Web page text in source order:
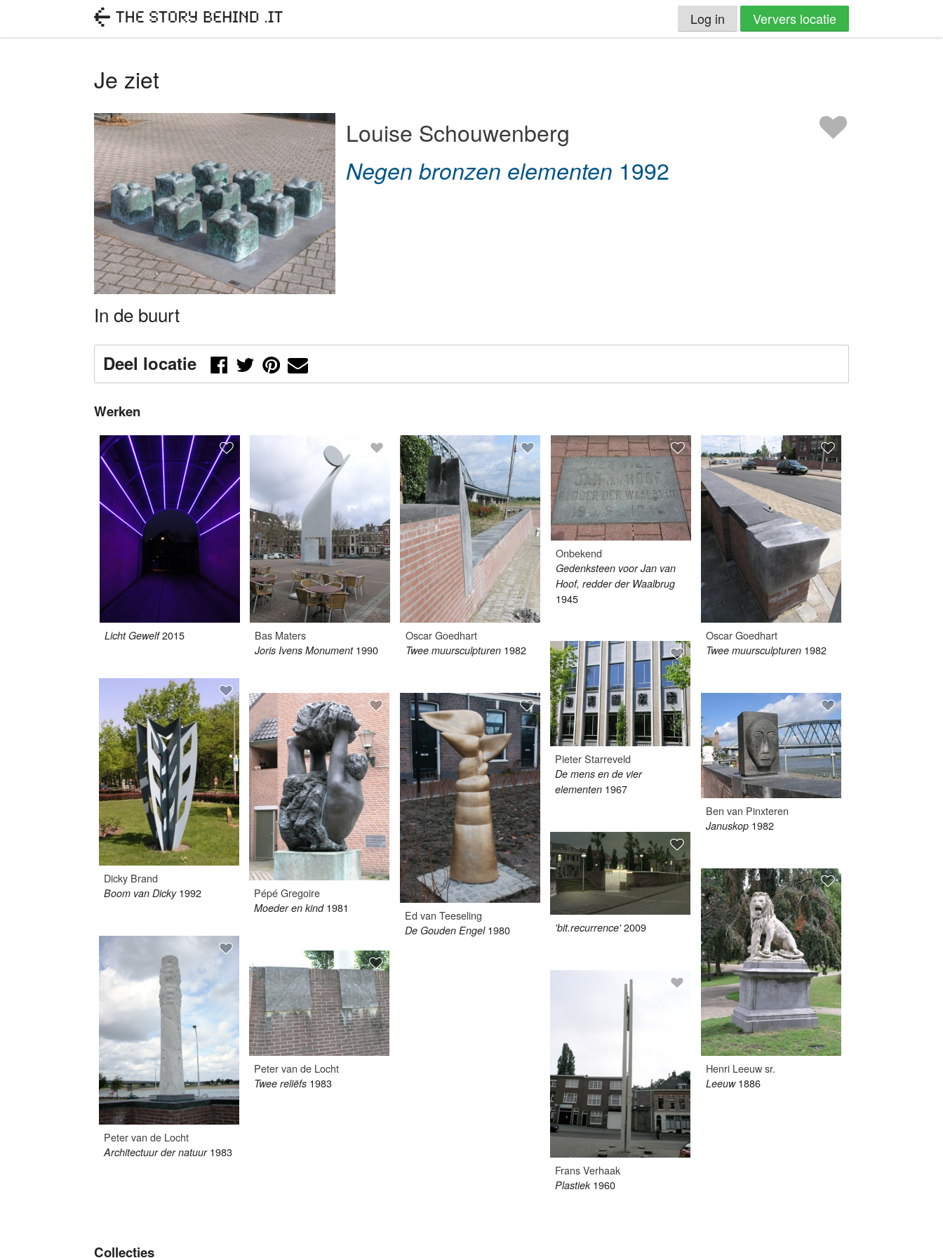
Log in Ververs locatie
Je ziet
Louise Schouwenberg
Negen bronzen elementen 1992
In de buurt
Deel locatie
Werken
Licht Gewelf 2015 Bas Maters
Joris Ivens Monument 1990
Oscar Goedhart
Twee muursculpturen 1982
Onbekend
Gedenksteen voor Jan van
Hoof, redder der Waalbrug
1945
Oscar Goedhart
Twee muursculpturen 1982
Pieter Starreveld
De mens en de vier
elementen 1967
Dicky Brand
Boom van Dicky 1992
Ben van Pinxteren
Januskop 1982
Ed van Teeseling
De Gouden Engel 1980
Pépé Gregoire
Moeder en kind 1981
'bit.recurrence' 2009
Henri Leeuw sr.
Leeuw 1886
Peter van de Locht
Architectuur der natuur 1983
Peter van de Locht
Twee reliëfs 1983
Frans Verhaak
Plastiek 1960
Collecties